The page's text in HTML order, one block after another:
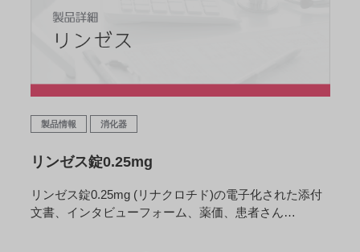
製品情報 消化器
リンゼス錠0.25mg
リンゼス錠0.25mg (リナクロチド)の電子化された添付
文書、インタビューフォーム、薬価、患者さん…